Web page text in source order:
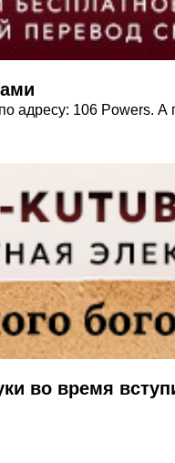
адресу: 106 Powers.
во время